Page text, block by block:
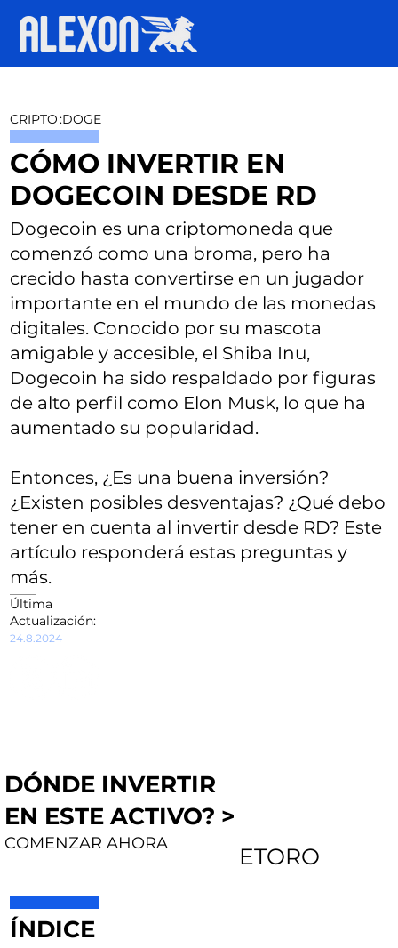
CRIPTO:DOGE
CÓMO INVERTIR EN
DOGECOIN DESDE RD
Dogecoin es una criptomoneda que
comenzó como una broma, pero ha
crecido hasta convertirse en un jugador
importante en el mundo de las monedas
digitales. Conocido por su mascota
amigable y accesible, el Shiba Inu,
Dogecoin ha sido respaldado por figuras
de alto perfil como Elon Musk, lo que ha
aumentado su popularidad.
Entonces, ¿Es una buena inversión?
¿Existen posibles desventajas? ¿Qué debo
tener en cuenta al invertir desde RD? Este
artículo responderá estas preguntas y
más.
Última
Actualización:
24.8.2024
DÓNDE INVERTIR
EN ESTE ACTIVO? >
COMENZAR AHORA
ETORO
ÍNDICE